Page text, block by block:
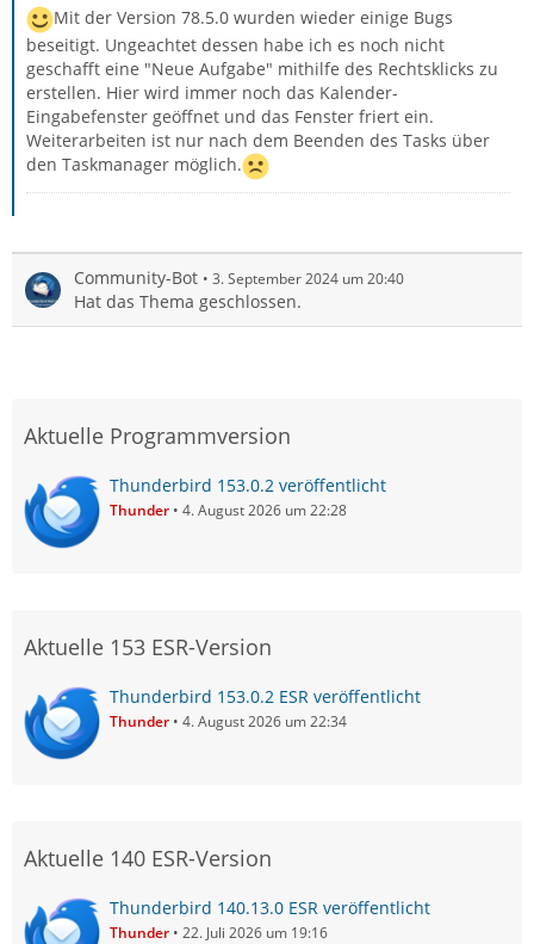
Mit der Version 78.5.0 wurden wieder einige Bugs
beseitigt. Ungeachtet dessen habe ich es noch nicht
geschafft eine "Neue Aufgabe" mithilfe des Rechtsklicks zu
erstellen. Hier wird immer noch das Kalender-
Eingabefenster geöffnet und das Fenster friert ein.
Weiterarbeiten ist nur nach dem Beenden des Tasks über
den Taskmanager möglich.
Community-Bot 3. September 2024 um 20:40
Hat das Thema geschlossen.
Aktuelle Programmversion
Thunderbird 153.0.2 veröffentlicht
Thunder 4. August 2026 um 22:28
Aktuelle 153 ESR-Version
Thunderbird 153.0.2 ESR veröffentlicht
Thunder 4. August 2026 um 22:34
Aktuelle 140 ESR-Version
Thunderbird 140.13.0 ESR veröffentlicht
Thunder 22. Juli 2026 um 19:16